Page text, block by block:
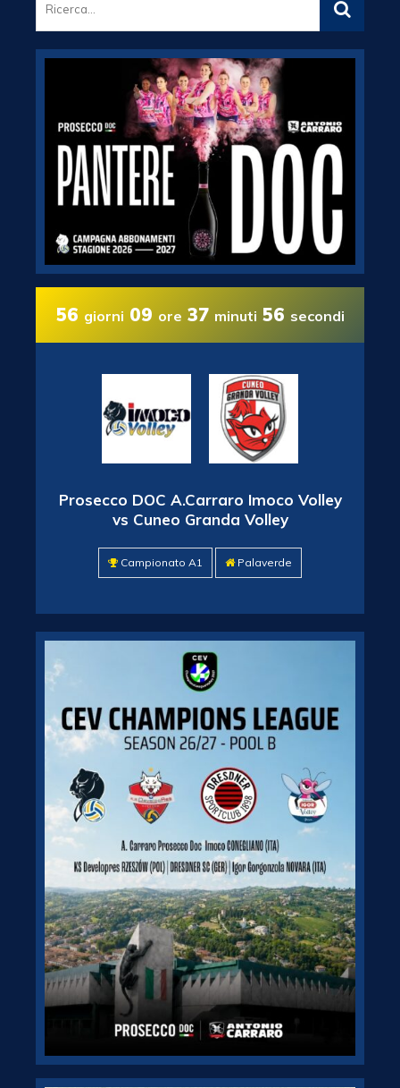
56 giorni 09 ore 37 minuti 56 secondi
Prosecco DOC A.Carraro Imoco Volley
vs Cuneo Granda Volley
Campionato A1 Palaverde